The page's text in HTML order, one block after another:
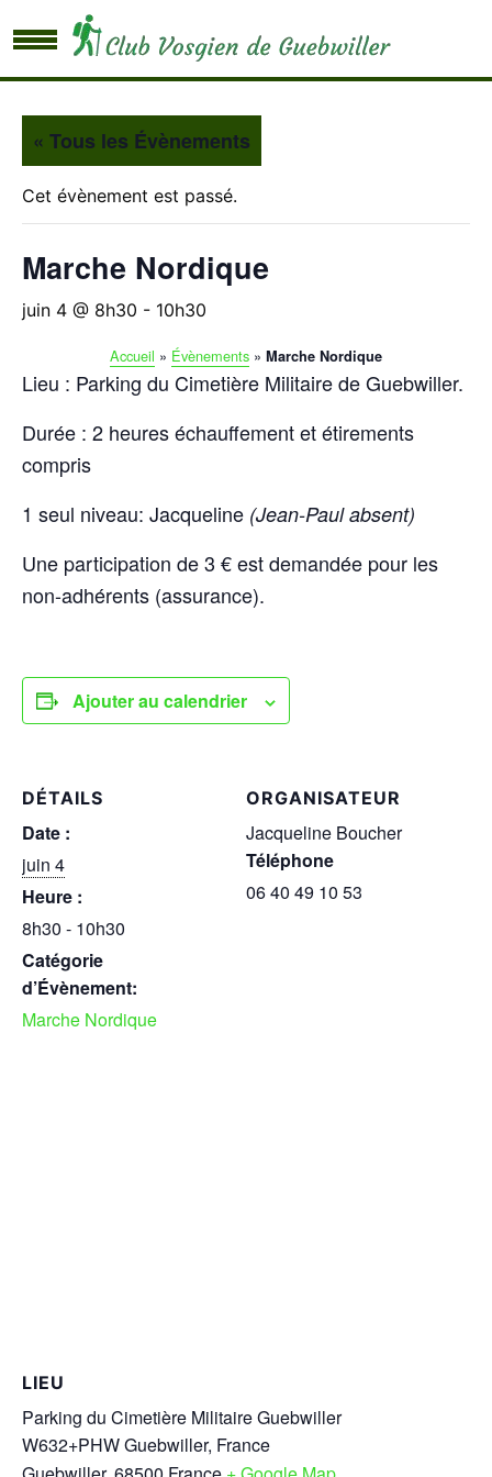
« Tous les Évènements
Cet évènement est passé.
Marche Nordique
juin 4 @ 8h30 - 10h30
Accueil » Évènements » Marche Nordique
Lieu : Parking du Cimetière Militaire de Guebwiller.
Durée : 2 heures échauffement et étirements
compris
1 seul niveau: Jacqueline (Jean-Paul absent)
Une participation de 3 € est demandée pour les
non-adhérents (assurance).
Ajouter au calendrier
DÉTAILS
Date :
juin 4
Heure :
8h30 - 10h30
Catégorie
d’Évènement:
Marche Nordique
ORGANISATEUR
Jacqueline Boucher
Téléphone
06 40 49 10 53
LIEU
Parking du Cimetière Militaire Guebwiller
W632+PHW Guebwiller, France